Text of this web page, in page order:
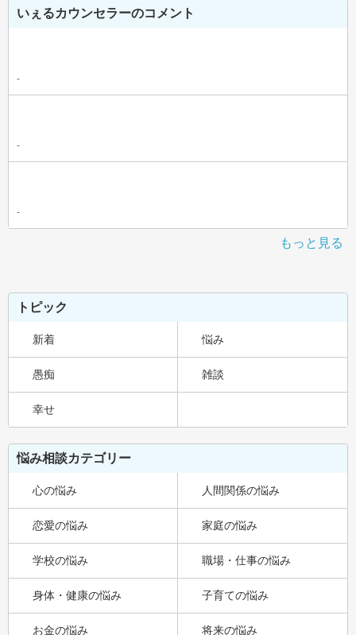
いぇるカウンセラーのコメント
-
-
-
もっと見る
トピック
新着 悩み
愚痴 雑談
幸せ
悩み相談カテゴリー
心の悩み 人間関係の悩み
恋愛の悩み 家庭の悩み
学校の悩み 職場・仕事の悩み
身体・健康の悩み 子育ての悩み
お金の悩み 将来の悩み